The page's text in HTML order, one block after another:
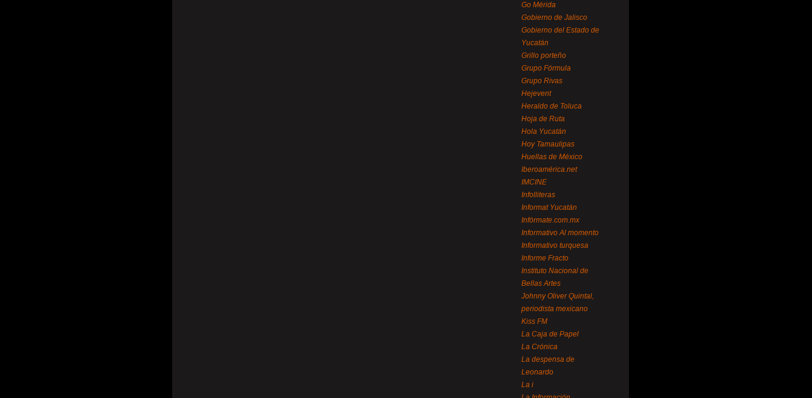
Go Mérida
Gobierno de Jalisco
Gobierno del Estado de
Yucatán
Grillo porteño
Grupo Fórmula
Grupo Rivas
Hejevent
Heraldo de Toluca
Hoja de Ruta
Hola Yucatán
Hoy Tamaulipas
Huellas de México
Iberoamérica.net
IMCINE
Infolliteras
Informat Yucatán
Infórmate.com.mx
Informativo Al momento
Informativo turquesa
Informe Fracto
Instituto Nacional de
Bellas Artes
Johnny Oliver Quintal,
periodista mexicano
Kiss FM
La Caja de Papel
La Crónica
La despensa de
Leonardo
La i